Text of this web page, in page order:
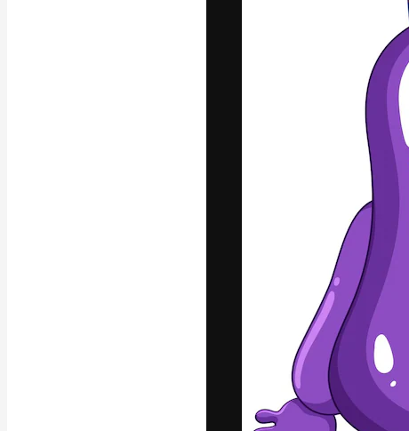
Креативная
ваших лучших
подписчиков
предприятий,
Pусский